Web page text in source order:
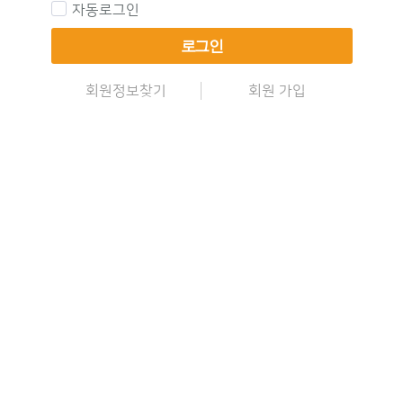
자동로그인
로그인
회원정보찾기 회원 가입